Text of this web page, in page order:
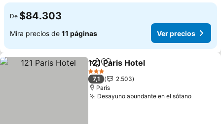
De $84.303
Mira precios de 11 páginas Ver precios
CompartirAgregar a favoritos
121 Paris Hotel
3 Estrellas
7,1
2.503
París
Desayuno abundante en el sótano